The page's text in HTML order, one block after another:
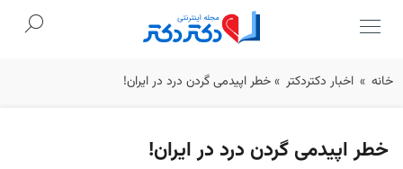
Skip
خانه » اخبار دکتردکتر »خطر اپیدمی گردن‌ درد در ایران!
خطر اپیدمی گردن‌ درد در ایران!